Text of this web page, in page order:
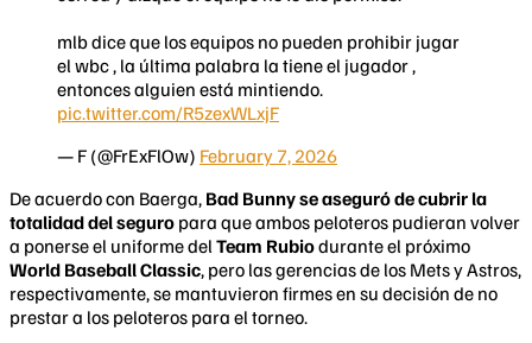
mlb dice que los equipos no pueden prohibir jugar
el wbc , la última palabra la tiene el jugador ,
entonces alguien está mintiendo.
pic.twitter.com/R5zexWLxjF
— F (@FrExFlOw) February 7, 2026
De acuerdo con Baerga, Bad Bunny se aseguró de cubrir la
totalidad del seguro para que ambos peloteros pudieran volver
a ponerse el uniforme delTeam Rubiodurante el próximo
World Baseball Classic, pero las gerencias de los Mets y Astros,
respectivamente, se mantuvieron firmes en su decisión de no
prestar a los peloteros para el torneo.